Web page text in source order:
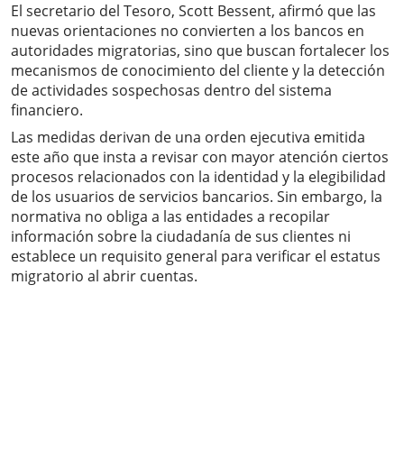
El secretario del Tesoro, Scott Bessent, afirmó que las
nuevas orientaciones no convierten a los bancos en
autoridades migratorias, sino que buscan fortalecer los
mecanismos de conocimiento del cliente y la detección
de actividades sospechosas dentro del sistema
financiero.
Las medidas derivan de una orden ejecutiva emitida
este año que insta a revisar con mayor atención ciertos
procesos relacionados con la identidad y la elegibilidad
de los usuarios de servicios bancarios. Sin embargo, la
normativa no obliga a las entidades a recopilar
información sobre la ciudadanía de sus clientes ni
establece un requisito general para verificar el estatus
migratorio al abrir cuentas.